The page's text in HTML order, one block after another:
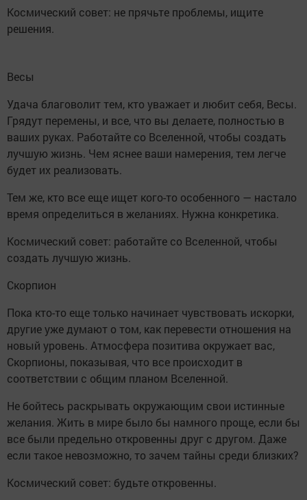
Космический совет: не прячьте проблемы, ищите
решения.
Весы
Удача благоволит тем, кто уважает и любит себя, Весы.
Грядут перемены, и все, что вы делаете, полностью в
ваших руках. Работайте со Вселенной, чтобы создать
лучшую жизнь. Чем яснее ваши намерения, тем легче
будет их реализовать.
Тем же, кто все еще ищет кого-то особенного — настало
время определиться в желаниях. Нужна конкретика.
Космический совет: работайте со Вселенной, чтобы
создать лучшую жизнь.
Скорпион
Пока кто-то еще только начинает чувствовать искорки,
другие уже думают о том, как перевести отношения на
новый уровень. Атмосфера позитива окружает вас,
Скорпионы, показывая, что все происходит в
соответствии с общим планом Вселенной.
Не бойтесь раскрывать окружающим свои истинные
желания. Жить в мире было бы намного проще, если бы
все были предельно откровенны друг с другом. Даже
если такое невозможно, то зачем тайны среди близких?
Космический совет: будьте откровенны.